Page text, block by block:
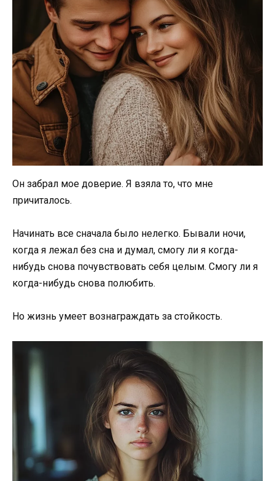
Он забрал мое доверие. Я взяла то, что мне
причиталось.
Начинать все сначала было нелегко. Бывали ночи,
когда я лежал без сна и думал, смогу ли я когда-
нибудь снова почувствовать себя целым. Смогу ли я
когда-нибудь снова полюбить.
Но жизнь умеет вознаграждать за стойкость.